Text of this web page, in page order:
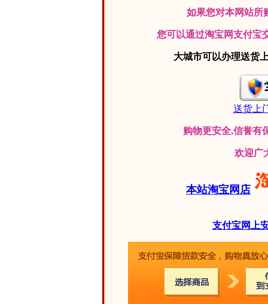
如果您对本网站所
您可以通过淘宝网支付宝
大城市可以办理送货
送货上
购物更安全,信誉有
欢迎广
本站淘宝网店
支付宝网上